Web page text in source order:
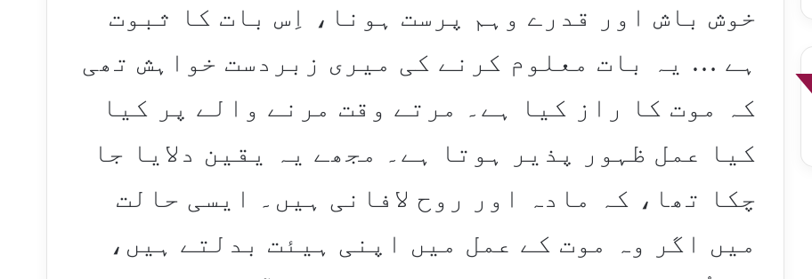
خوش باش اور قدرے وہم پرست ہونا، اِس بات کا ثبوت
ہے … یہ بات معلوم کرنے کی میری زبردست خواہش تھی
کہ موت کا راز کیا ہے۔ مرتے وقت مرنے والے پر کیا
کیا عمل ظہور پذیر ہوتا ہے۔ مجھے یہ یقین دلایا جا
چکا تھا، کہ مادہ اور روح لافانی ہیں۔ ایسی حالت
میں اگر وہ موت کے عمل میں اپنی ہیئت بدلتے ہیں،